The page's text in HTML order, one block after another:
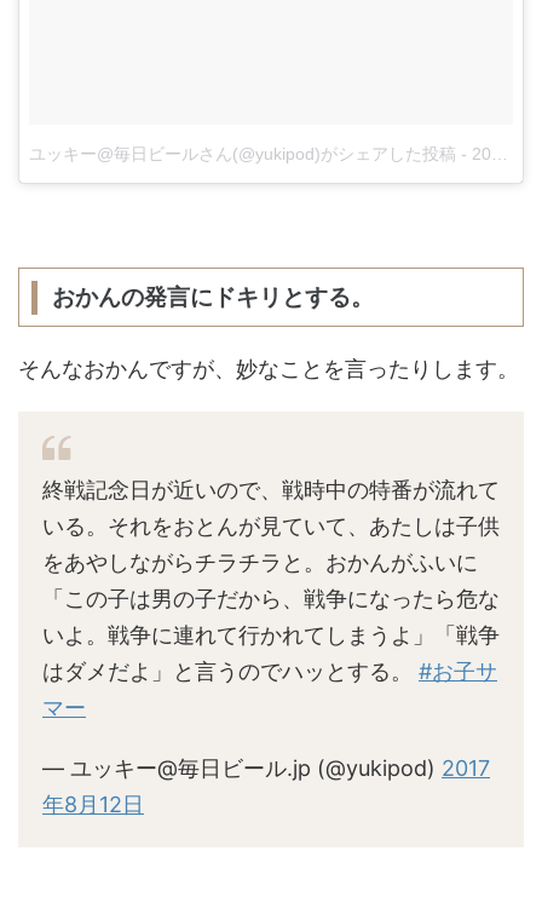
ユッキー@毎日ビールさん(@yukipod)がシェアした投稿 - 2017 8月 11 10:55午後 PDT
おかんの発言にドキリとする。
そんなおかんですが、妙なことを言ったりします。
終戦記念日が近いので、戦時中の特番が流れて
いる。それをおとんが見ていて、あたしは子供
をあやしながらチラチラと。おかんがふいに
「この子は男の子だから、戦争になったら危な
いよ。戦争に連れて行かれてしまうよ」「戦争
はダメだよ」と言うのでハッとする。 #お子サ
マー
— ユッキー@毎日ビール.jp (@yukipod) 2017
年8月12日